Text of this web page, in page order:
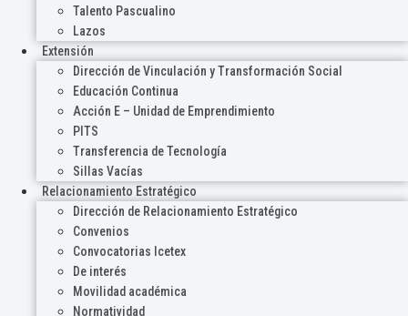
Talento Pascualino
Lazos
Extensión
Dirección de Vinculación y Transformación Social
Educación Continua
Acción E – Unidad de Emprendimiento
PITS
Transferencia de Tecnología
Sillas Vacías
Relacionamiento Estratégico
Dirección de Relacionamiento Estratégico
Convenios
Convocatorias Icetex
De interés
Movilidad académica
Normatividad